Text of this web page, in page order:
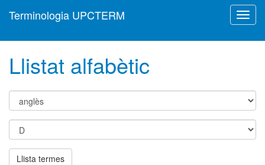
Terminologia UPCTERM
Llistat alfabètic
Llista termes